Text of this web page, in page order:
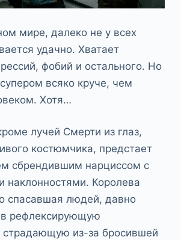
мире, далеко не у всех
удачно. Хватает
фобий и остального. Но
всяко круче, чем
Хотя…
лучей Смерти из глаз,
костюмчика, предстает
сбрендившим нарциссом с
наклонностями. Королева
спасавшая людей, давно
в рефлексирующую
страдающую из-за бросившей